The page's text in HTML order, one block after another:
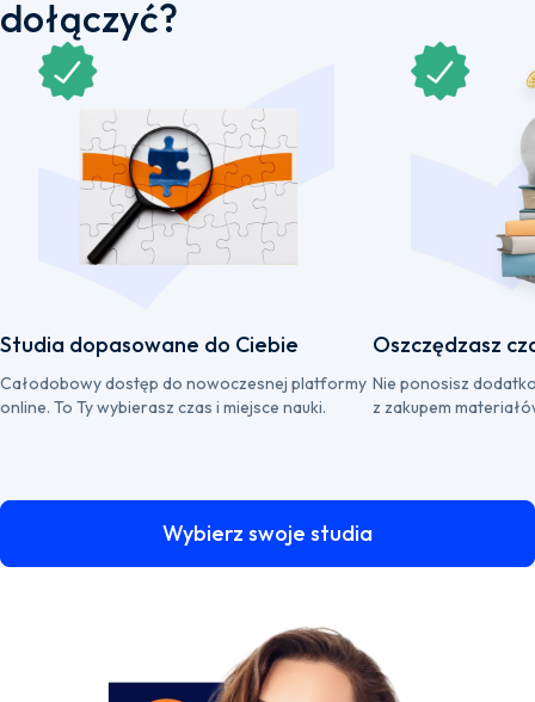
dołączyć?
Studia dopasowane do Ciebie
Całodobowy dostęp do nowoczesnej platformy
online. To Ty wybierasz czas i miejsce nauki.
Oszczędzasz
Nie ponosisz
z zakupem
Wybierz swoje studia